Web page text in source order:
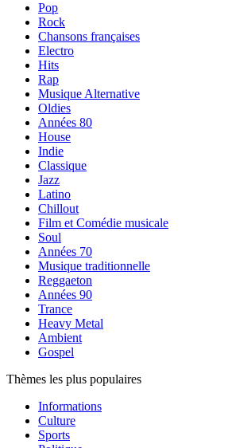
Pop
Rock
Chansons françaises
Electro
Hits
Rap
Musique Alternative
Oldies
Années 80
House
Indie
Classique
Jazz
Latino
Chillout
Film et Comédie musicale
Soul
Années 70
Musique traditionnelle
Reggaeton
Années 90
Trance
Heavy Metal
Ambient
Gospel
Thèmes les plus populaires
Informations
Culture
Sports